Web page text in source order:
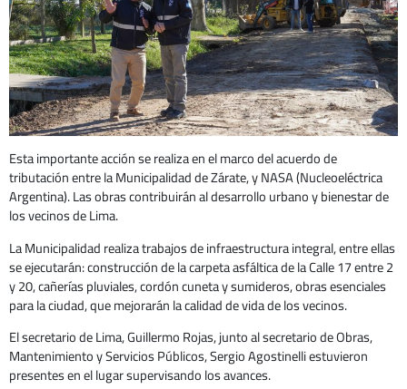
Esta importante acción se realiza en el marco del acuerdo de
tributación entre la Municipalidad de Zárate, y NASA (Nucleoeléctrica
Argentina). Las obras contribuirán al desarrollo urbano y bienestar de
los vecinos de Lima.
La Municipalidad realiza trabajos de infraestructura integral, entre ellas
se ejecutarán: construcción de la carpeta asfáltica de la Calle 17 entre 2
y 20, cañerías pluviales, cordón cuneta y sumideros, obras esenciales
para la ciudad, que mejorarán la calidad de vida de los vecinos.
El secretario de Lima, Guillermo Rojas, junto al secretario de Obras,
Mantenimiento y Servicios Públicos, Sergio Agostinelli estuvieron
presentes en el lugar supervisando los avances.